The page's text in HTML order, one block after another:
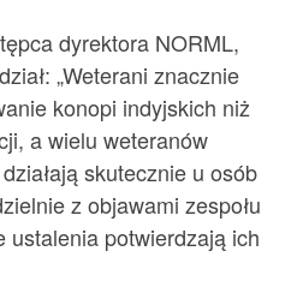
dyrektora NORML,
„Weterani znacznie
konopi indyjskich niż
a wielu weteranów
skutecznie u osób
z objawami zespołu
ustalenia potwierdzają ich